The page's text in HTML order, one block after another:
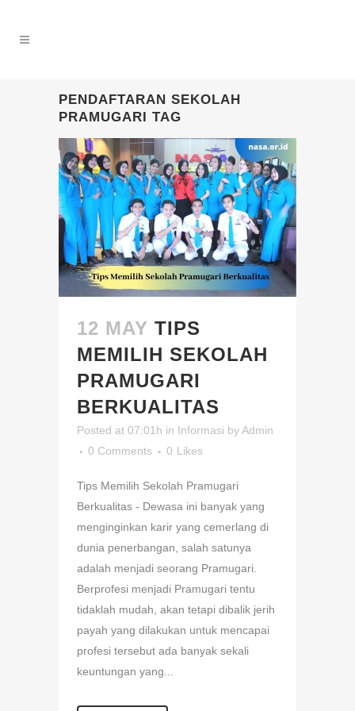
PENDAFTARAN SEKOLAH
PRAMUGARI TAG
12 MAY TIPS
MEMILIH SEKOLAH
PRAMUGARI
BERKUALITAS
Posted at 07:01h in Informasi byAdmin
0 Comments
0 Likes
Tips Memilih Sekolah Pramugari
Berkualitas - Dewasa ini banyak yang
menginginkan karir yang cemerlang di
dunia penerbangan, salah satunya
adalah menjadi seorang Pramugari.
Berprofesi menjadi Pramugari tentu
tidaklah mudah, akan tetapi dibalik jerih
payah yang dilakukan untuk mencapai
profesi tersebut ada banyak sekali
keuntungan yang...